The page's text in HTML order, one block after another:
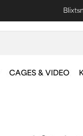
CAGES & VIDEO